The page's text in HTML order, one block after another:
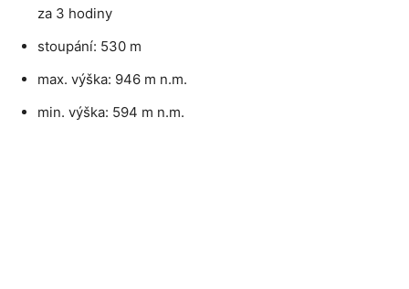
za 3 hodiny
stoupání: 530 m
max. výška: 946 m n.m.
min. výška: 594 m n.m.